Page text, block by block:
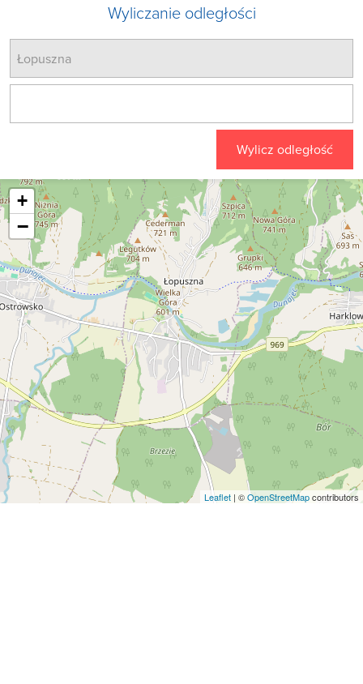
Wyliczanie odległości
Wylicz odległość
+
−
Leaflet | ©OpenStreetMapcontributors